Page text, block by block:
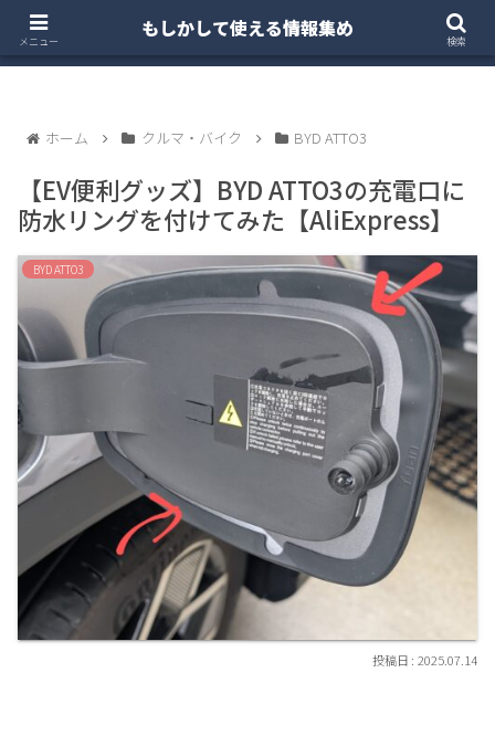
ホーム 注文住宅
ホーム クルマ・バイク BYD ATTO3
【EV便利グッズ】BYD ATTO3の充電口に
防水リングを付けてみた【AliExpress】
BYD ATTO3
2025.07.14
メニュー
もしかして使える情報集め
検索